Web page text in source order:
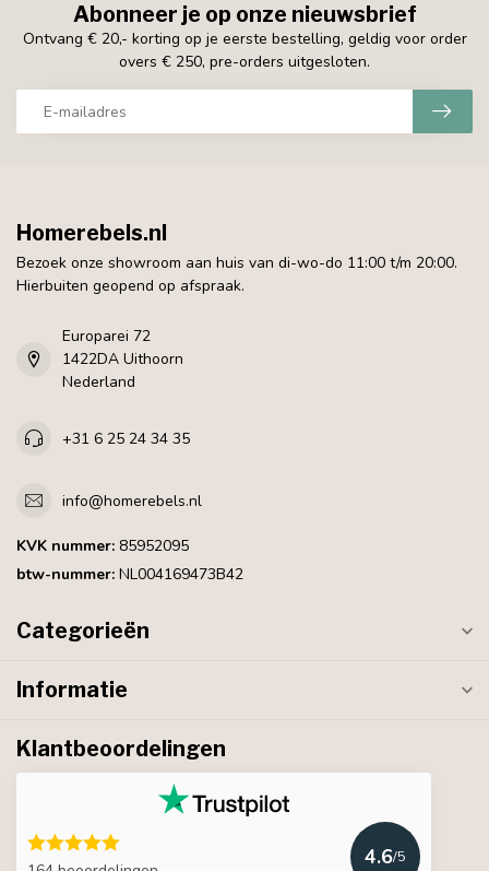
Abonneer je op onze nieuwsbrief
Ontvang € 20,- korting op je eerste bestelling, geldig voor order
overs € 250, pre-orders uitgesloten.
Homerebels.nl
Bezoek onze showroom aan huis van di-wo-do 11:00 t/m 20:00.
Hierbuiten geopend op afspraak.
Europarei 72
1422DA Uithoorn
Nederland
+31 6 25 24 34 35
info@homerebels.nl
KVK nummer: 85952095
btw-nummer: NL004169473B42
Categorieën
Informatie
Klantbeoordelingen
4.6/5